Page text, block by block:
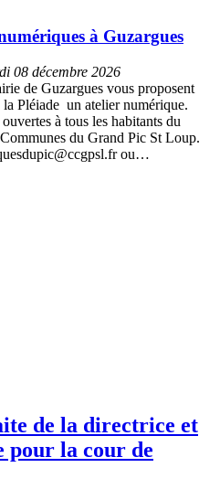
à Guzargues
08 décembre 2026
de Guzargues vous proposent
Pléiade un atelier numérique.
à tous les habitants du
du Grand Pic St Loup.
ou…
de la directrice et
pour la cour de